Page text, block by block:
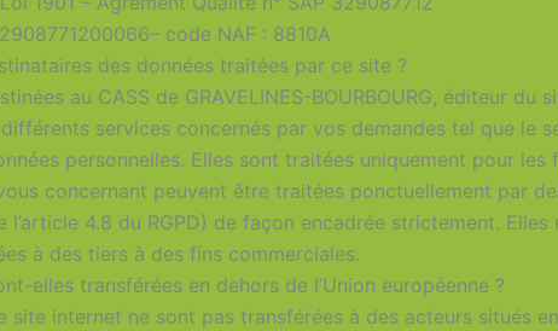
code NAF : 8810A
des données traitées par ce site ?
au CASS de GRAVELINES-BOURBOURG, éditeur du
services concernés par vos demandes tel que le
personnelles. Elles sont traitées uniquement pour les
concernant peuvent être traitées ponctuellement par
l’article 4.8 du RGPD) de façon encadrée strictement.
à des tiers à des fins commerciales.
elles transférées en dehors de l’Union européenne ?
internet ne sont pas transférées à des acteurs situés